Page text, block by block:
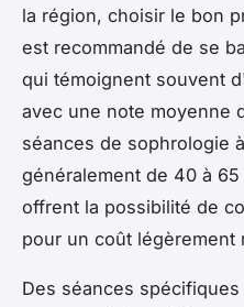
la région, choisir le bon
est recommandé de se
qui témoignent souvent
avec une note moyenne
séances de sophrologie
généralement de 40 à
offrent la possibilité de
pour un coût légèrement
Des séances